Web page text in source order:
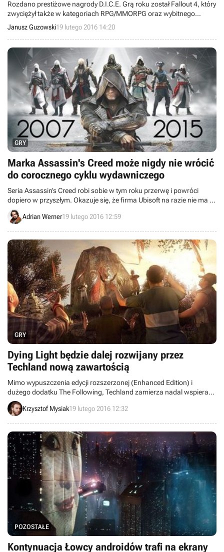
Rozdano prestiżowe nagrody D.I.C.E. Grą roku został Fallout 4, który
zwyciężył także w kategoriach RPG/MMORPG oraz wybitnego
osiągnięcia w zakresie reżyserii. Po trzy statuetki zdobyły również
Wiedźmin 3: Dziki Gon, Rocket League oraz Ori and the Blind Forest.
Janusz Guzowski19 lutego 2016 14:20
GRY
Marka Assassin's Creed może nigdy nie wrócić
do corocznego cyklu wydawniczego
Seria Assassin’s Creed robi sobie w tym roku przerwę i powróci
dopiero w przyszłym. Okazuje się, że firma Ubisoft na razie nie ma w
planach przywrócenia corocznego cyklu wydawniczego dla tej serii.
Adrian Werner19 lutego 2016 12:59
GRY
Dying Light będzie dalej rozwijany przez
Techland nową zawartością
Mimo wypuszczenia edycji rozszerzonej (Enhanced Edition) i
dużego dodatku The Following, Techland zamierza nadal wspierać
grę Dying Light. Deweloper obiecał, że będzie dostarczał nową
zawartość jeszcze przez cały 2016 rok – i być może wcale na tym nie
Krzysztof Mysiak19 lutego 2016 12:32
POZOSTAŁE
Kontynuacja Łowcy androidów trafi na ekrany